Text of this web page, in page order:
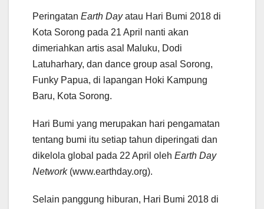
Peringatan Earth Dayatau Hari Bumi 2018 di
Kota Sorong pada 21 April nanti akan
dimeriahkan artis asal Maluku, Dodi
Latuharhary, dan dance group asal Sorong,
Funky Papua, di lapangan Hoki Kampung
Baru, Kota Sorong.
Hari Bumi yang merupakan hari pengamatan
tentang bumi itu setiap tahun diperingati dan
dikelola global pada 22 April oleh Earth Day
Network(www.earthday.org).
Selain panggung hiburan, Hari Bumi 2018 di